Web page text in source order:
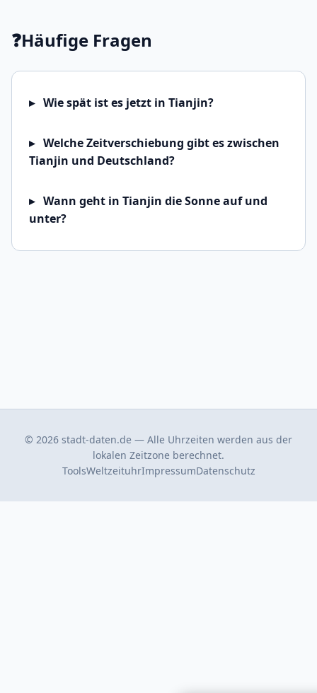
❓Häufige Fragen
Wie spät ist es jetzt in Tianjin?
Welche Zeitverschiebung gibt es zwischen
Tianjin und Deutschland?
Wann geht in Tianjin die Sonne auf und
unter?
© 2026 stadt-daten.de — Alle Uhrzeiten werden aus der
lokalen Zeitzone berechnet.
ToolsWeltzeituhrImpressumDatenschutz